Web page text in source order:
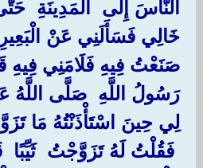
النَّاسَ إِلَى ‏ ‏الْمَدِينَةِ
خَالِي فَسَأَلَنِي عَنْ الْبَعِيرِ
صَنَعْتُ فِيهِ فَلَامَنِي فِيهِ
رَسُولُ اللَّهِ ‏ ‏صَلَّى اللَّهُ
لِي حِينَ اسْتَأْذَنْتُهُ مَا
‏فَقُلْتُ لَهُ تَزَوَّجْتُ ‏ ‏ثَيِّبًا